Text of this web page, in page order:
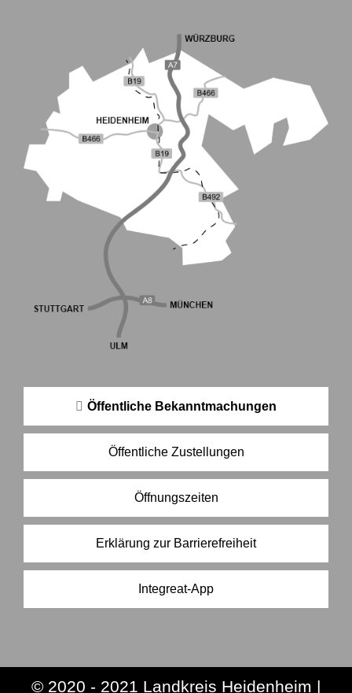
Öffentliche Bekanntmachungen
Öffentliche Zustellungen
Öffnungszeiten
Erklärung zur Barrierefreiheit
Integreat-App
© 2020 - 2021 Landkreis Heidenheim |